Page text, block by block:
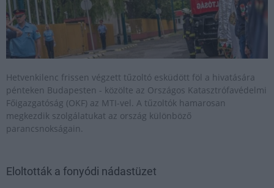
Hetvenkilenc frissen végzett tűzoltó esküdött föl a hivatására
pénteken Budapesten - közölte az Országos Katasztrófavédelmi
Főigazgatóság (OKF) az MTI-vel. A tűzoltók hamarosan
megkezdik szolgálatukat az ország különböző
parancsnokságain.
Eloltották a fonyódi nádastüzet